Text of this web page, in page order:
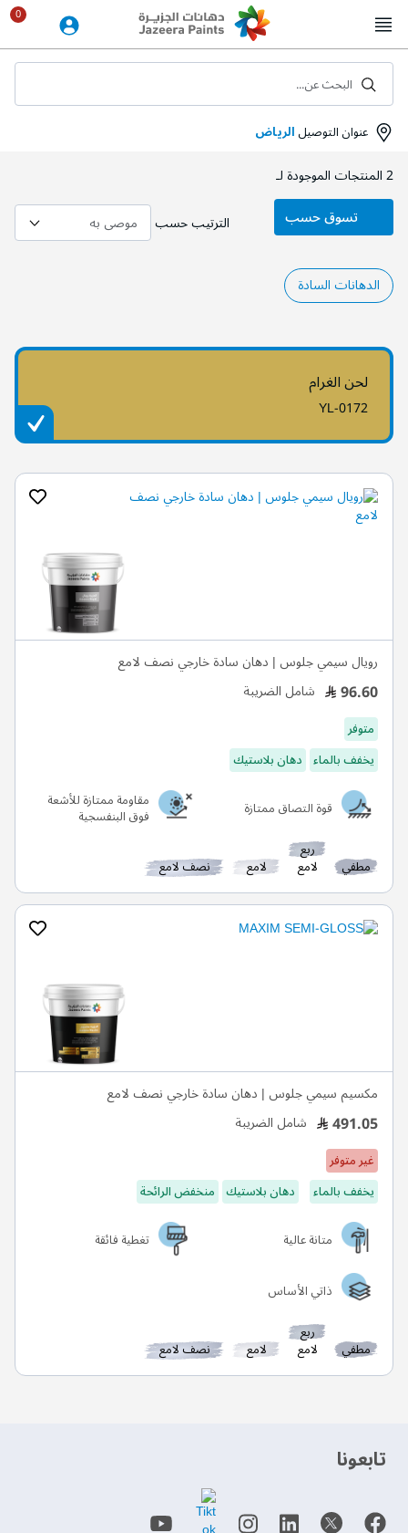
to
Content
عنوان التوصيلالرياض
البحث عن...
2المنتجات الموجودة لـ
الترتيب حسب
الدهانات السادة
لحن الغرام
YL-0172
رويال سيمي جلوس | دهان سادة خارجي نصف لامع
96.60 شامل الضريبة
متوفر
يخفف بالماء دهان بلاستيك
قوة التصاق ممتازة
مقاومة ممتازة للأشعة
فوق البنفسجية
مطفي
ربع
لامع لامع نصف لامع
مكسيم سيمي جلوس | دهان سادة خارجي نصف لامع
491.05 شامل الضريبة
غير متوفر
يخفف بالماء
دهان بلاستيك منخفض الرائحة
متانة عالية
تغطية فائقة
ذاتي الأساس
مطفي
ربع
لامع لامع نصف لامع
تسوق حسب
‫تابعونا‬